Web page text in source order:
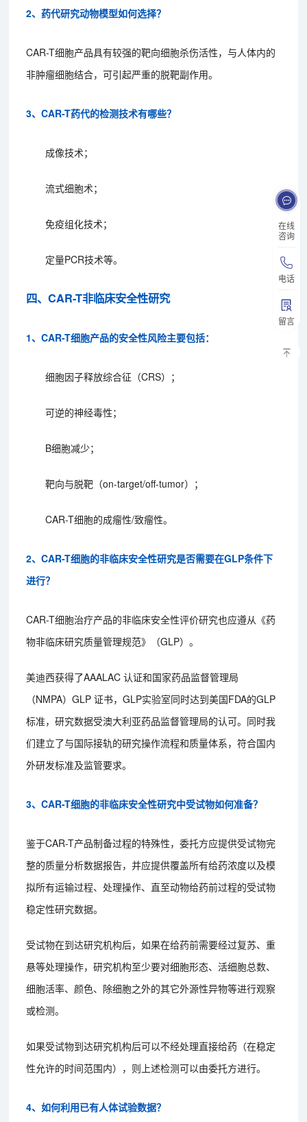
在线
咨询
电话
留言
2、药代研究动物模型如何选择？
CAR-T细胞产品具有较强的靶向细胞杀伤活性，与人体内的
非肿瘤细胞结合，可引起严重的脱靶副作用。
3、CAR-T药代的检测技术有哪些？
成像技术；
流式细胞术；
免疫组化技术；
定量PCR技术等。
四、CAR-T非临床安全性研究
1、CAR-T细胞产品的安全性风险主要包括：
细胞因子释放综合征（CRS）；
可逆的神经毒性；
B细胞减少；
靶向与脱靶（on-target/off-tumor）；
CAR-T细胞的成瘤性/致瘤性。
2、CAR-T细胞的非临床安全性研究是否需要在GLP条件下
进行？
CAR-T细胞治疗产品的非临床安全性评价研究也应遵从《药
物非临床研究质量管理规范》（GLP）。
美迪西获得了AAALAC 认证和国家药品监督管理局
（NMPA）GLP 证书，GLP实验室同时达到美国FDA的GLP
标准，研究数据受澳大利亚药品监督管理局的认可。同时我
们建立了与国际接轨的研究操作流程和质量体系，符合国内
外研发标准及监管要求。
3、CAR-T细胞的非临床安全性研究中受试物如何准备？
鉴于CAR-T产品制备过程的特殊性，委托方应提供受试物完
整的质量分析数据报告，并应提供覆盖所有给药浓度以及模
拟所有运输过程、处理操作、直至动物给药前过程的受试物
稳定性研究数据。
受试物在到达研究机构后，如果在给药前需要经过复苏、重
悬等处理操作，研究机构至少要对细胞形态、活细胞总数、
细胞活率、颜色、除细胞之外的其它外源性异物等进行观察
或检测。
如果受试物到达研究机构后可以不经处理直接给药（在稳定
性允许的时间范围内），则上述检测可以由委托方进行。
4、如何利用已有人体试验数据？